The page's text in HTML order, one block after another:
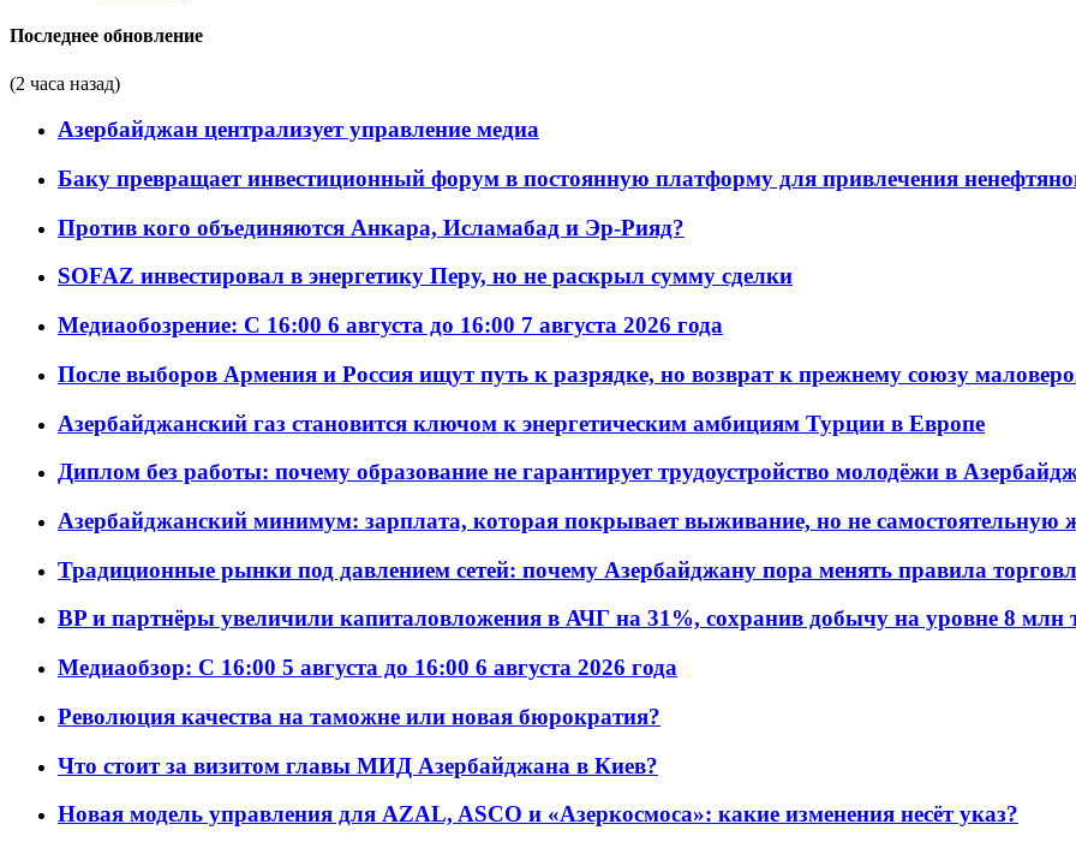
Последнее обновление
(2 часа назад)
Азербайджан централизует управление медиа
Баку превращает инвестиционный форум в постоянную платформу для привлечения
Против кого объединяются Анкара, Исламабад и Эр-Рияд?
SOFAZ инвестировал в энергетику Перу, но не раскрыл сумму сделки
Медиаобозрение: С 16:00 6 августа до 16:00 7 августа 2026 года
После выборов Армения и Россия ищут путь к разрядке, но возврат к прежнему союзу
Азербайджанский газ становится ключом к энергетическим амбициям Турции в Европе
Диплом без работы: почему образование не гарантирует трудоустройство молодёжи в
Азербайджанский минимум: зарплата, которая покрывает выживание, но не самостоятельную
Традиционные рынки под давлением сетей: почему Азербайджану пора менять правила
BP и партнёры увеличили капиталовложения в АЧГ на 31%, сохранив добычу на уровне 8 млн
Медиаобзор: С 16:00 5 августа до 16:00 6 августа 2026 года
Революция качества на таможне или новая бюрократия?
Что стоит за визитом главы МИД Азербайджана в Киев?
Новая модель управления для AZAL, ASCO и «Азеркосмоса»: какие изменения несёт указ?